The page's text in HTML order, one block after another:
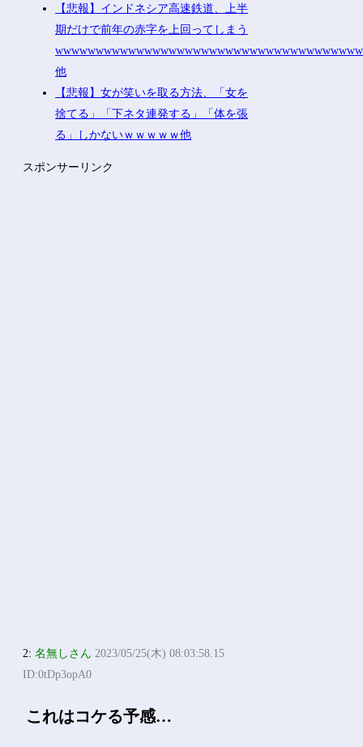
【悲報】インドネシア高速鉄道、上半
期だけで前年の赤字を上回ってしまう
他
【悲報】女が笑いを取る方法、「女を
捨てる」「下ネタ連発する」「体を張
る」しかないｗｗｗｗｗ他
スポンサーリンク
2:名無しさん 2023/05/25(木) 08:03:58.15
ID:0tDp3opA0
これはコケる予感…